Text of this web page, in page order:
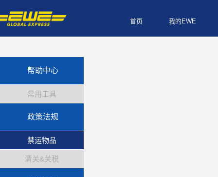
首页 我的EWE
帮助中心
常用工具
政策法规
禁运物品
清关&关税